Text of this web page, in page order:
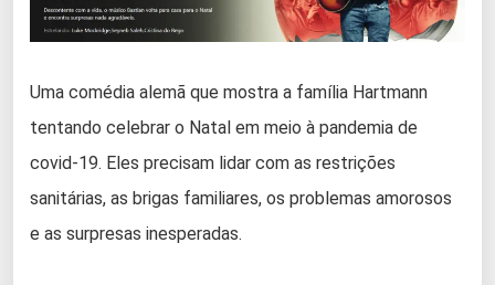
Uma comédia alemã que mostra a família Hartmann
tentando celebrar o Natal em meio à pandemia de
covid-19. Eles precisam lidar com as restrições
sanitárias, as brigas familiares, os problemas amorosos
e as surpresas inesperadas.